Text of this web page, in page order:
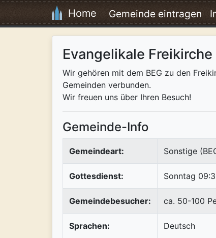
Home Gemeinde eintragen
Evangelikale
Wir gehören mit dem BEG zu den
Gemeinden verbunden.
Wir freuen uns über Ihren Besuch!
Gemeinde-Info
Gemeindeart: Sonstige
Gottesdienst: Sonntag
Gemeindebesucher: ca. 50-100
Sprachen: Deutsch